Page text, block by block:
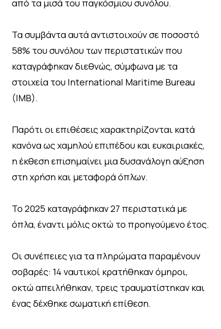
από τα μισά του παγκόσμιου συνόλου.
Τα συμβάντα αυτά αντιστοιχούν σε ποσοστό
58% του συνόλου των περιστατικών που
καταγράφηκαν διεθνώς, σύμφωνα με τα
στοιχεία του International Maritime Bureau
(IMB).
Παρότι οι επιθέσεις χαρακτηρίζονται κατά
κανόνα ως χαμηλού επιπέδου και ευκαιριακές,
η έκθεση επισημαίνει μια δυσανάλογη αύξηση
στη χρήση και μεταφορά όπλων.
Το 2025 καταγράφηκαν 27 περιστατικά με
όπλα, έναντι μόλις οκτώ το προηγούμενο έτος.
Οι συνέπειες για τα πληρώματα παραμένουν
σοβαρές: 14 ναυτικοί κρατήθηκαν όμηροι,
οκτώ απειλήθηκαν, τρεις τραυματίστηκαν και
ένας δέχθηκε σωματική επίθεση.